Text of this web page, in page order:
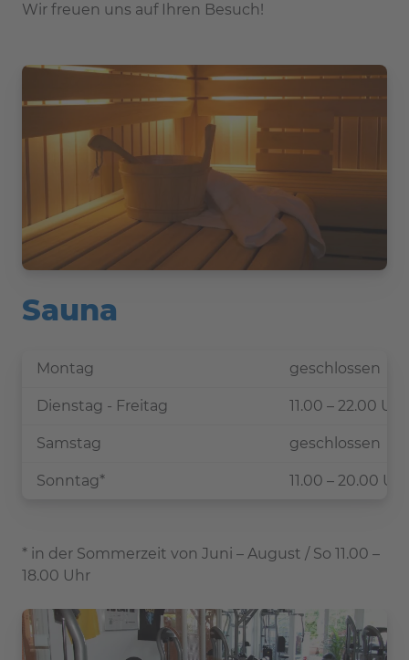
Wir freuen uns auf Ihren Besuch!
Sauna
Montag geschlossen
Dienstag - Freitag 11.00 – 22.00
Samstag geschlossen
Sonntag* 11.00 – 20.00 Uhr
* in der Sommerzeit von Juni – August / So 11.00 –
18.00 Uhr